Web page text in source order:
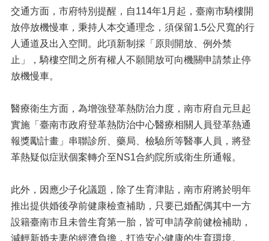
交通方面，市府特別提醒，自114年1月起，臺南市騎樓開
放停放機慢車，秉持人本交通理念，須保留1.5公尺寬的行
人通道及出入空間。此項新制採「原則開放、例外禁
止」，騎樓空間之所有權人不願開放可向機關申請禁止停
放機慢車。
醫療衛生方面，為增強登革熱防治力度，南市府自元旦起
實施「臺南市政府登革熱防治中心醫療相關人員登革熱通
報獎勵計畫」串聯診所、藥局、檢驗所等醫事人員，將登
革熱疑似症狀個案轉介至NS1合約院所或衛生所通報。
此外，因應少子化議題，除了生育津貼，南市府將於明年
推出提供婚後孕前健康檢查補助，只要已婚配偶其中一方
設籍臺南市且未曾生育第一胎，皆可申請孕前健檢補助，
減輕新婚夫妻的經濟負擔，打造安心健康的生育環境。